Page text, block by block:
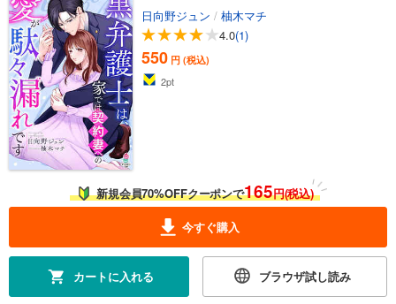
日向野ジュン / 柚木マチ
4.0(1)
550 円 (税込)
2pt
新規会員70%OFFクーポンで165円(税込)
今すぐ購入
カートに入れる ブラウザ試し読み